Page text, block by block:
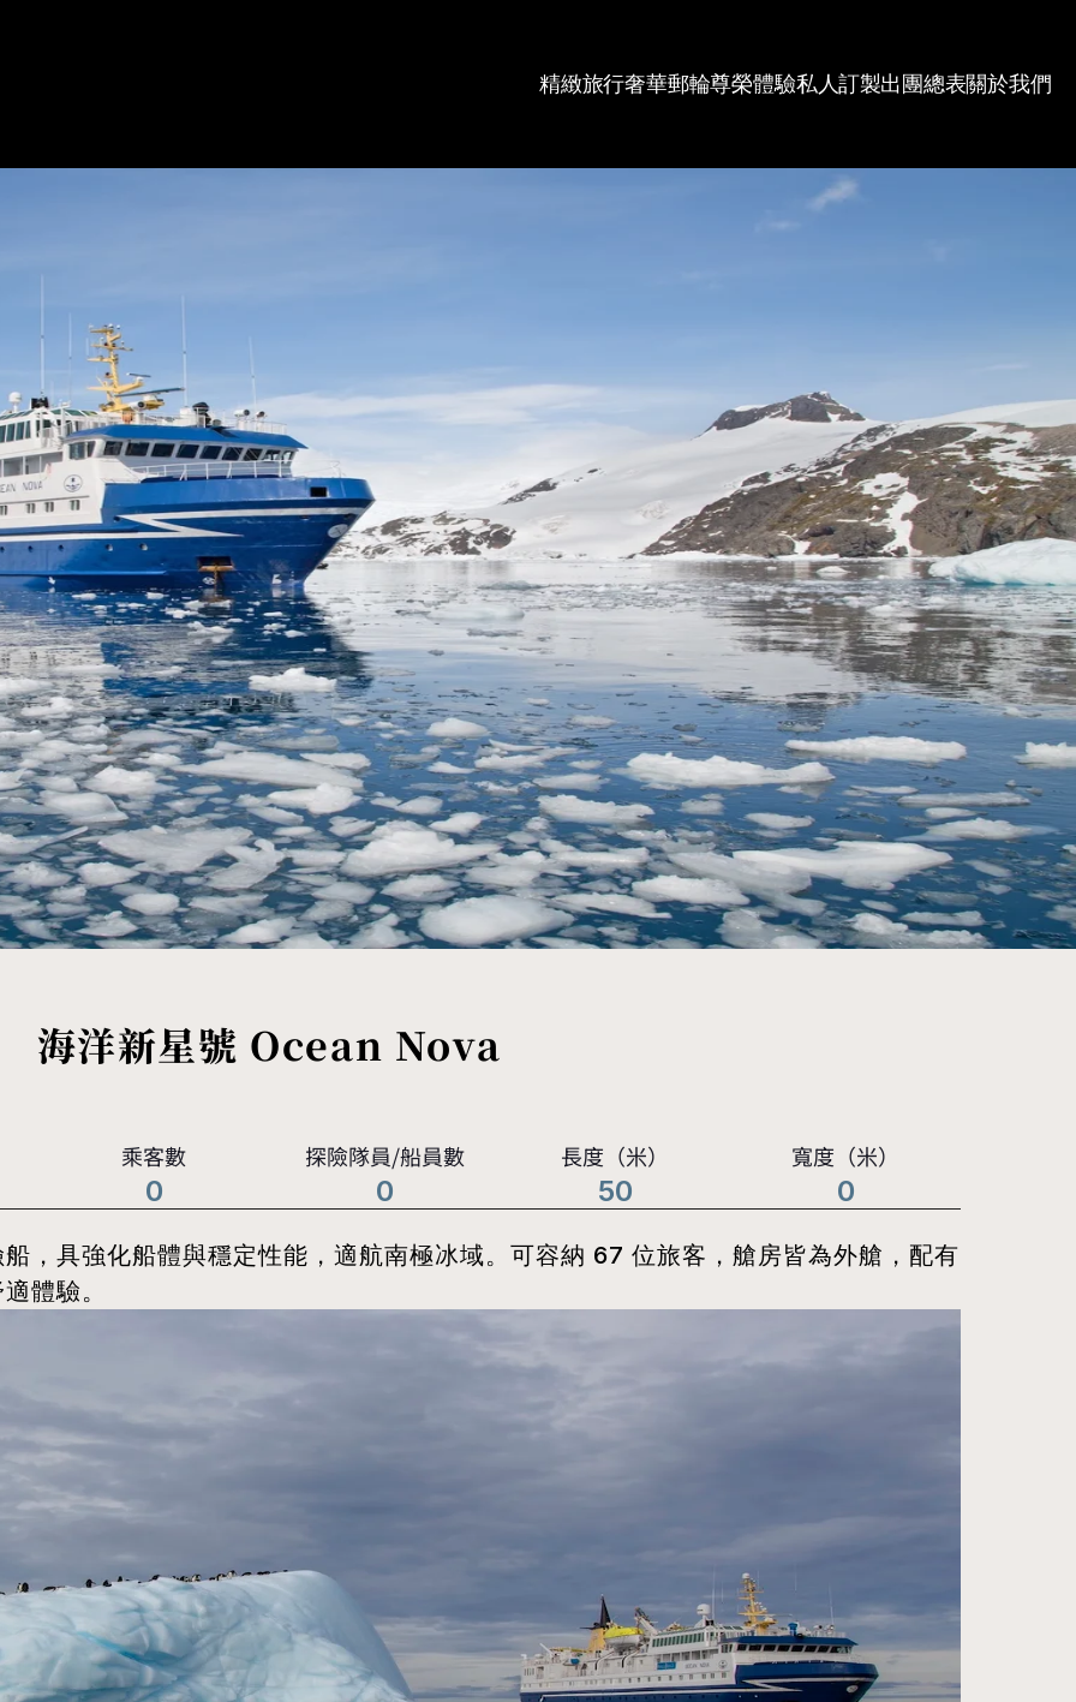
精緻旅行奢華郵輪尊榮體驗私人訂製出團總表關於我們
海洋新星號 Ocean Nova
乘客數
0
探險隊員/船員數
0
長度（米）
50
寬度（米）
0
，具強化船體與穩定性能，適航南極冰域。可容納 67 位旅客，艙房皆為外艙，配有
體驗。